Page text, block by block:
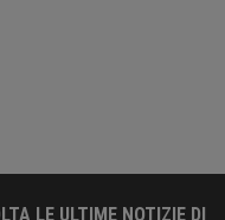
LE ULTIME NOTIZIE DI